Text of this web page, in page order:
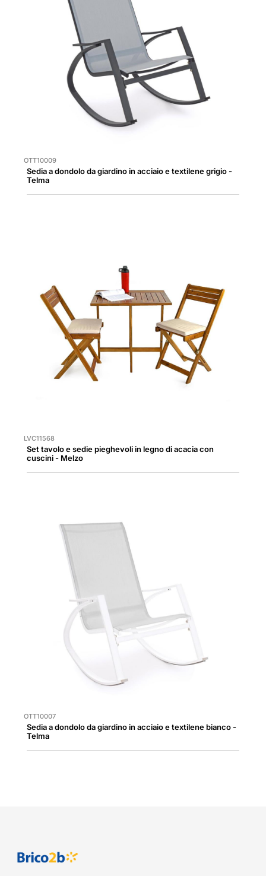
OTT10009
Sedia a dondolo da giardino in acciaio e textilene grigio -
Telma
LVC11568
Set tavolo e sedie pieghevoli in legno di acacia con
cuscini - Melzo
OTT10007
Sedia a dondolo da giardino in acciaio e textilene bianco -
Telma